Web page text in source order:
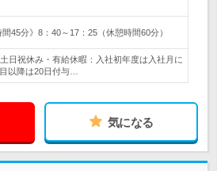
間45分》8：40～17：25（休憩時間60分）
日祝休み・有給休暇：入社初年度は入社月に
以降は20日付与…
気になる